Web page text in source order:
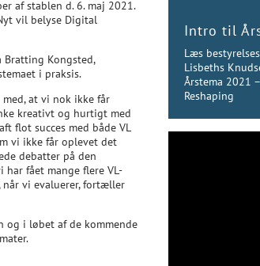
af stablen d. 6. maj 2021.
vil belyse Digital
Bratting Kongsted,
i praksis.
at vi nok ikke får
kreativt og hurtigt med
flot succes med både VL
vi ikke får oplevet det
debatter på den
har fået mange flere VL-
vi evaluerer, fortæller
og i løbet af de kommende
Intro til
Læs
Lisbeths
Årstema 2021
Reshaping